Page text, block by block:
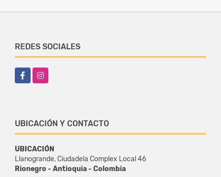
REDES SOCIALES
FacebookInstagram
UBICACIÓN Y CONTACTO
UBICACIÓN
Llanogrande, Ciudadela Complex Local 46
Rionegro - Antioquia - Colombia